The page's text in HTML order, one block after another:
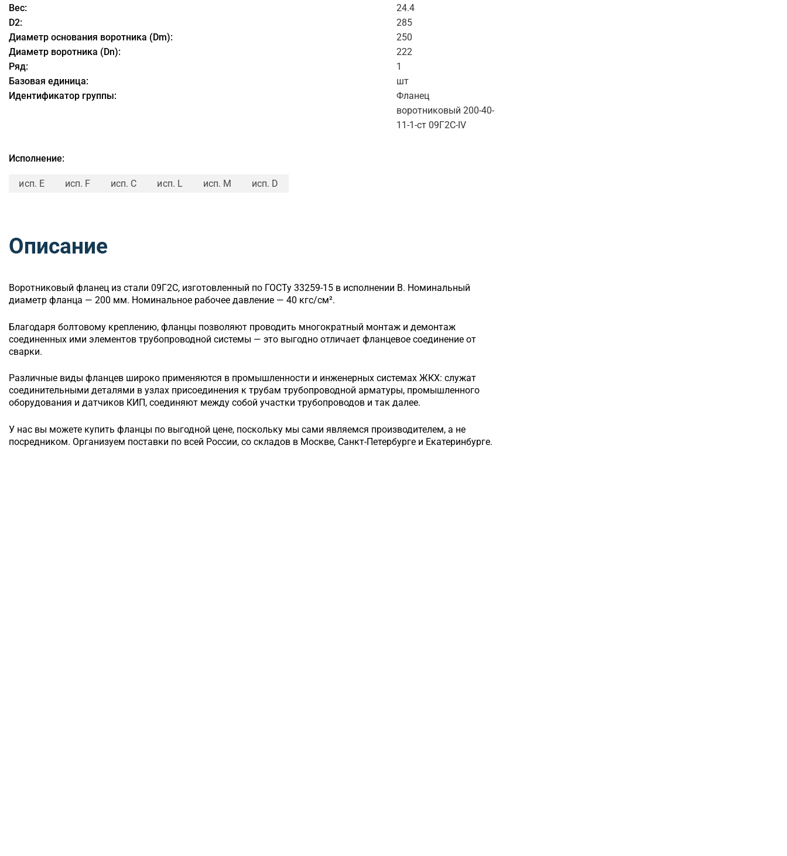
Вес:
24.4
D2:
285
Диаметр основания воротника (Dm):
250
Диаметр воротника (Dn):
222
Ряд:
1
Базовая единица:
шт
Идентификатор группы:
Фланец
воротниковый 200-40-
11-1-ст 09Г2С-IV
Исполнение:
исп. E исп. F исп. C исп. L исп. M исп. D
Описание
Воротниковый фланец из стали 09Г2С, изготовленный по ГОСТу 33259-15 в исполнении B. Номинальный
диаметр фланца — 200 мм. Номинальное рабочее давление — 40 кгс/см².
Благодаря болтовому креплению, фланцы позволяют проводить многократный монтаж и демонтаж
соединенных ими элементов трубопроводной системы — это выгодно отличает фланцевое соединение от
сварки.
Различные виды фланцев широко применяются в промышленности и инженерных системах ЖКХ: служат
соединительными деталями в узлах присоединения к трубам трубопроводной арматуры, промышленного
оборудования и датчиков КИП, соединяют между собой участки трубопроводов и так далее.
У нас вы можете купить фланцы по выгодной цене, поскольку мы сами являемся производителем, а не
посредником. Организуем поставки по всей России, со складов в Москве, Санкт-Петербурге и Екатеринбурге.